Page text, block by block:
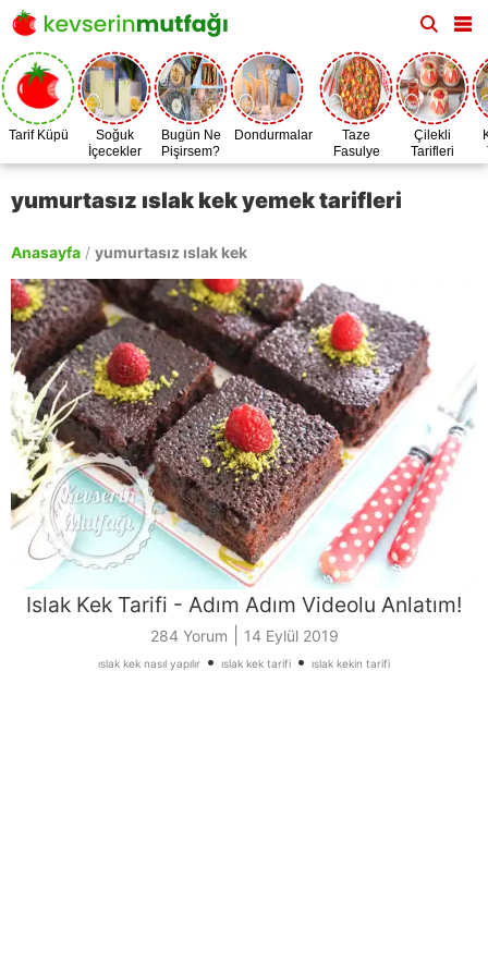
Tarif Küpü
Soğuk
İçecekler
Bugün Ne
Pişirsem?
Dondurmalar
Taze
Fasulye
Zamanı
Çilekli
Tarifleri
yumurtasız ıslak kek yemek tarifleri
Anasayfa / yumurtasız ıslak kek
Islak Kek Tarifi - Adım Adım Videolu Anlatım!
284 Yorum 14 Eylül 2019
ıslak kek nasıl yapılır • ıslak kek tarifi • ıslak kekin tarifi